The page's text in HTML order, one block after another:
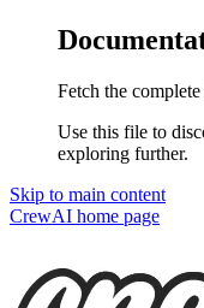
Fetch the
Use this file to
exploring further.
Skip to main content
CrewAI home page